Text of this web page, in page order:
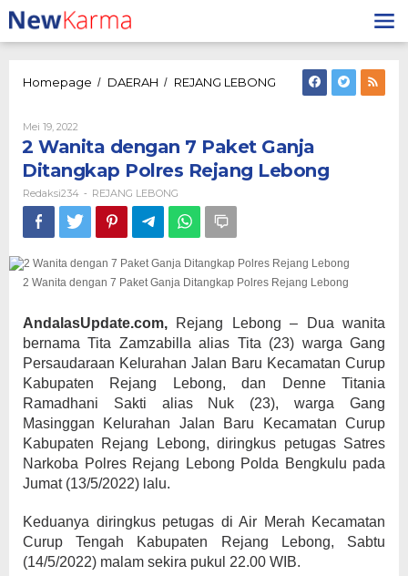
Lewati
ke
konten
Homepage / DAERAH / REJANG LEBONG
Wanita
Paket
Ganja
Ditangkap
Mei 19, 2022
Redaksi234
2 Wanita dengan 7 Paket Ganja
Ditangkap Polres Rejang Lebong
Redaksi234 - REJANG LEBONG
2 Wanita dengan 7 Paket Ganja Ditangkap Polres Rejang Lebong
AndalasUpdate.com, Rejang Lebong – Dua wanita
bernama Tita Zamzabilla alias Tita (23) warga Gang
Persaudaraan Kelurahan Jalan Baru Kecamatan Curup
Kabupaten Rejang Lebong, dan Denne Titania
Ramadhani Sakti alias Nuk (23), warga Gang
Masinggan Kelurahan Jalan Baru Kecamatan Curup
Kabupaten Rejang Lebong, diringkus petugas Satres
Narkoba Polres Rejang Lebong Polda Bengkulu pada
Jumat (13/5/2022) lalu.
Keduanya diringkus petugas di Air Merah Kecamatan
Curup Tengah Kabupaten Rejang Lebong, Sabtu
(14/5/2022) malam sekira pukul 22.00 WIB.